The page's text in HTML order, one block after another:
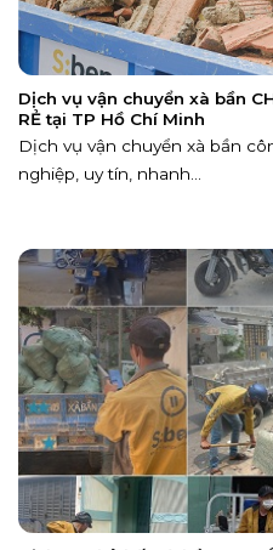
Dịch vụ vận chuyển xà bần
RẺ tại TP Hồ Chí Minh
Dịch vụ vận chuyển xà bần
nghiệp, uy tín, nhanh...